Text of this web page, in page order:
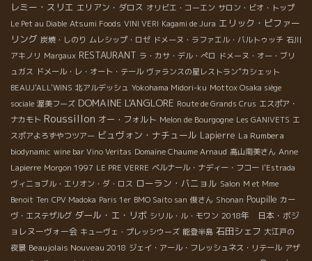
レミー・スリエ エリアン・ダロス オリビエ・コーエン サロン・ビオ・トップ
Le Pet au Diable Atsumi Foods VINI VERI Kagami de Jura エリック・ピファー
リング 炭焼・しのり ムレシップ・ロゼ ドメーヌ・ラファエル・バルトゥッチ 石川
アキノリ Margaux RESTAURANT ラ・カサ・デル・ぺロ ドメーヌ・オー・ブリ
ュガス ドメール・レ・オート・テール ヴァランスの星レストラン”カシェット
BEAUJ'ALL'WINS 北アルデッシュ Yokohama Midori-ku Mottox Osaka siège
sociale 渥美フーズ DOMAINE L'ANGLORE Route de Grands Crus エスポア・
ナカモト Roussillon オー・フォルト Melon de Bourgogne Les GANIVETS エ
スポアよろずやつツアー ビュヴォン・ナチュール Lapierre La Rumbera
biodynamic wine bar Vino Veritas Domaine Chaume Arnaud 高山南美さん Anne
Lapierre Morgon 1997 LE PRE VERRE ベルナール・ナディー・フコー l'Estrada
ヴィニョブル・エリオン・ダ・ロス ローラン・バニョル Salon M et Mme
Benoit Ten CPV Madoka Paris 1er BMO Saito san 俊さん Shonan Poupille カー
ヴ・エステザルグ ダール・エ・リボ シリル・ル・モワン 2018年 日本・ボジ
ョレヌーヴォー会 キューヴェ・プレッシウーズ 能登半島 石田シェフ 大江戸の
夜景 Beaujolais Nouveau 2018 ジェイ・アール・フレッシュネス・リテール アザ